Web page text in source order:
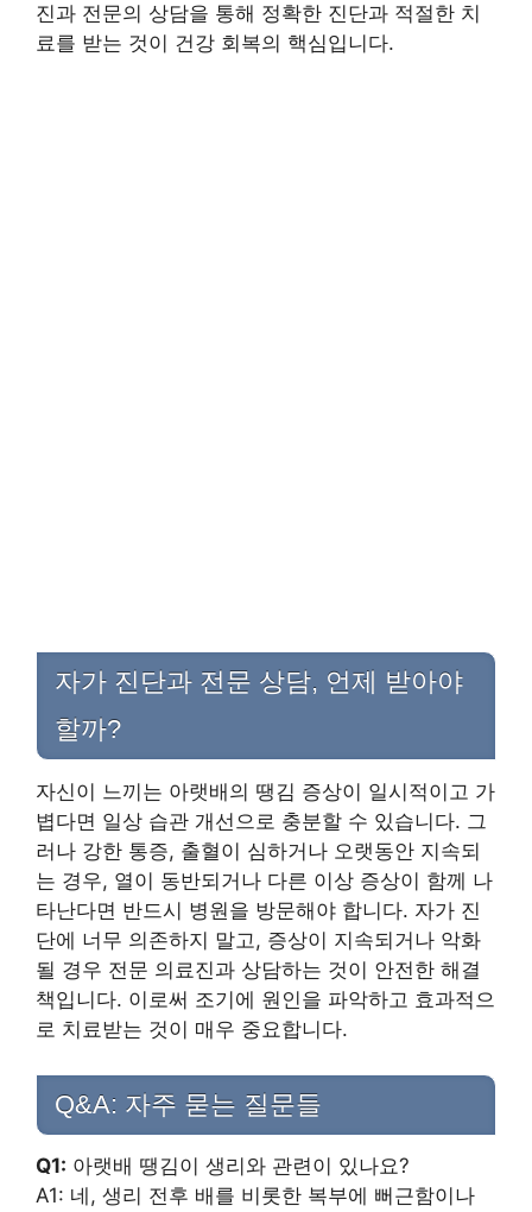
진과 전문의 상담을 통해 정확한 진단과 적절한 치
료를 받는 것이 건강 회복의 핵심입니다.
자가 진단과 전문 상담, 언제 받아야
할까?
자신이 느끼는 아랫배의 땡김 증상이 일시적이고 가
볍다면 일상 습관 개선으로 충분할 수 있습니다. 그
러나 강한 통증, 출혈이 심하거나 오랫동안 지속되
는 경우, 열이 동반되거나 다른 이상 증상이 함께 나
타난다면 반드시 병원을 방문해야 합니다. 자가 진
단에 너무 의존하지 말고, 증상이 지속되거나 악화
될 경우 전문 의료진과 상담하는 것이 안전한 해결
책입니다. 이로써 조기에 원인을 파악하고 효과적으
로 치료받는 것이 매우 중요합니다.
Q&A: 자주 묻는 질문들
Q1: 아랫배 땡김이 생리와 관련이 있나요?
A1: 네, 생리 전후 배를 비롯한 복부에 뻐근함이나